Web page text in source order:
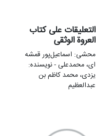
التعلیقات علی کتاب
العروة الوثقی
محشی: اسماعیل‌پور قمشه
ای، محمدعلی - نویسنده:
یزدی، محمد کاظم بن
عبدالعظیم